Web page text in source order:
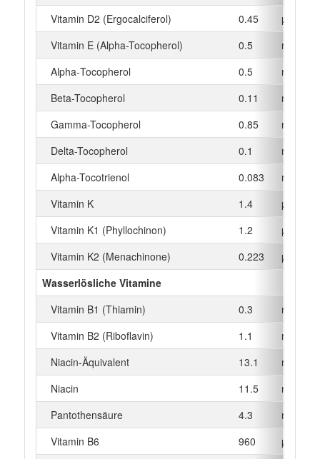
Vitamin D2 (Ergocalciferol)
0.45
µg
Vitamin E (Alpha-Tocopherol)
0.5
mg
Alpha‑Tocopherol
0.5
mg
Beta-Tocopherol
0.11
mg
Gamma-Tocopherol
0.85
mg
Delta-Tocopherol
0.1
mg
Alpha-Tocotrienol
0.083
mg
Vitamin K
1.4
µg
Vitamin K1 (Phyllochinon)
1.2
µg
Vitamin K2 (Menachinone)
0.223
µg
Wasserlösliche Vitamine
Vitamin B1 (Thiamin)
0.3
mg
Vitamin B2 (Riboflavin)
1.1
mg
Niacin-Äquivalent
13.1
mg
Niacin
11.5
mg
Pantothensäure
4.3
mg
Vitamin B6
960
µg